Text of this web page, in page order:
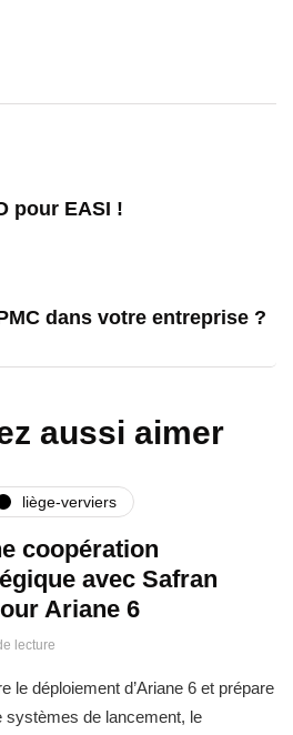
pour EASI !
dans votre entreprise ?
aussi aimer
liège-verviers
coopération
avec Safran
Ariane 6
lecture
le déploiement d’Ariane 6 et prépare
systèmes de lancement, le